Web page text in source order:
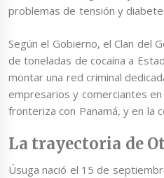
problemas de tensión y
Según el Gobierno, el Clan del
de toneladas de cocaína a
montar una red criminal
empresarios y comerciantes
fronteriza con Panamá, y en la
La trayectoria de
Úsuga nació el 15 de